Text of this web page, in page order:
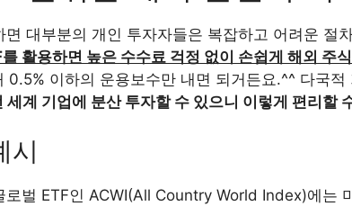
대부분의 개인 투자자들은 복잡하고 어려운 절
활용하면 높은 수수료 걱정 없이 손쉽게 해외 주
0.5% 이하의 운용보수만 내면 되거든요.^^ 다국적
세계 기업에 분산 투자할 수 있으니 이렇게 편리할
시
로벌 ETF인 ACWI(All Country World Index)에는